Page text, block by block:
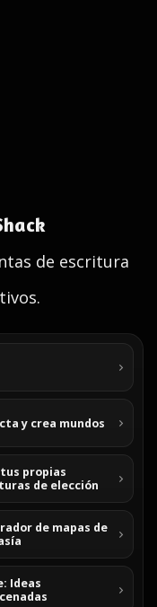
de escritura
y crea mundos
propias
de elección
de mapas de
Ideas